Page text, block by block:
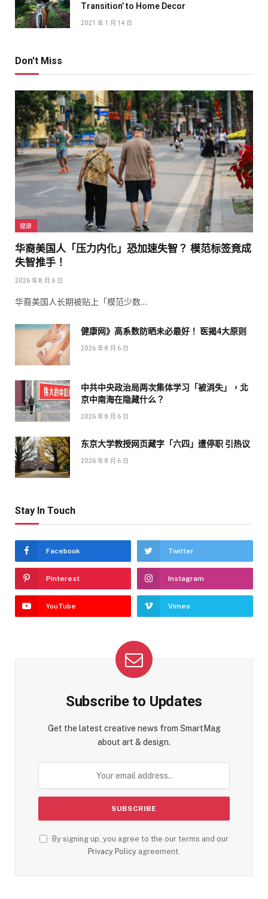
Transition’ to Home Decor
2021 年 1 月 14 日
Don't Miss
健康
华裔美国人「压力内化」恐加速失智？ 模范标签竟成
失智推手！
2026 年 8 月 6 日
华裔美国人长期被贴上「模范少数…
健康网》高系数防晒未必最好！ 医揭4大原则
2026 年 8 月 6 日
中共中央政治局两次集体学习「被消失」，北
京中南海在隐藏什么？
2026 年 8 月 6 日
东京大学教授网页藏字「六四」遭停职 引热议
2026 年 8 月 6 日
Stay In Touch
Facebook Twitter
Pinterest Instagram
YouTube Vimeo
Subscribe to Updates
Get the latest creative news from SmartMag
about art & design.
By signing up, you agree to the our terms and our
Privacy Policy agreement.